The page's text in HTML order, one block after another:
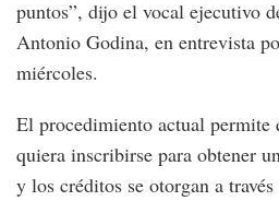
puntos”, dijo el vocal ejecutivo
Antonio Godina, en entrevista
miércoles.
El procedimiento actual permite
quiera inscribirse para obtener
y los créditos se otorgan a